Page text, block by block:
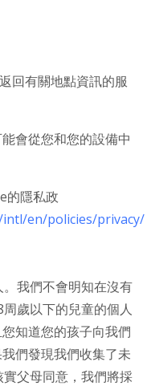
回有關地點資訊的服
會從您和您的設備中
的隱私政
en/policies/privacy/
我們不會明知在沒有
歲以下的兒童的個人
知道您的孩子向我們
們發現我們收集了未
父母同意，我們將採